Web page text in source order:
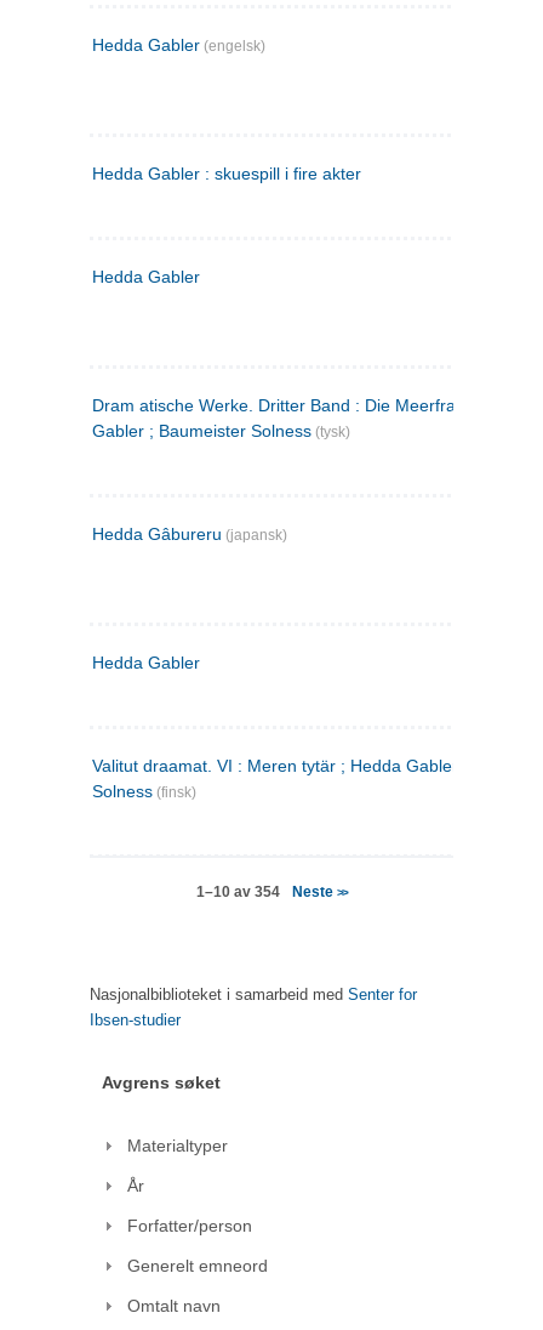
Hedda Gabler (engelsk)
Hedda Gabler : skuespill i fire akter
Hedda Gabler
Dram atische Werke. Dritter Band : Die Meerfrau ; Hedda
Gabler ; Baumeister Solness (tysk)
Hedda Gâbureru (japansk)
Hedda Gabler
Valitut draamat. VI : Meren tytär ; Hedda Gabler ;
Solness (finsk)
1–10 av 354 Neste >>
Nasjonalbiblioteket i samarbeid med Senter for
Ibsen-studier
Avgrens søket
Materialtyper
År
Forfatter/person
Generelt emneord
Omtalt navn